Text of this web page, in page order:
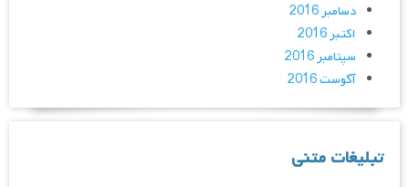
دسامبر 2016
اکتبر 2016
سپتامبر 2016
آگوست 2016
تبلیغات متنی